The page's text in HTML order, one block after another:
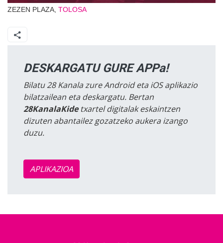
ZEZEN PLAZA, TOLOSA
DESKARGATU GURE APPa!
Bilatu 28 Kanala zure Android eta iOS aplikazio
bilatzailean eta deskargatu. Bertan
28KanalaKidetxartel digitalak eskaintzen
dizuten abantailez gozatzeko aukera izango
duzu.
APLIKAZIOA